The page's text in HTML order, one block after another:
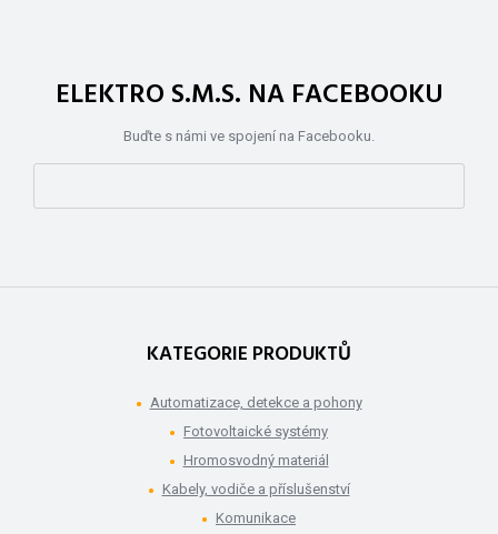
ELEKTRO S.M.S. NA FACEBOOKU
Buďte s námi ve spojení na Facebooku.
KATEGORIE PRODUKTŮ
Automatizace, detekce a pohony
Fotovoltaické systémy
Hromosvodný materiál
Kabely, vodiče a příslušenství
Komunikace